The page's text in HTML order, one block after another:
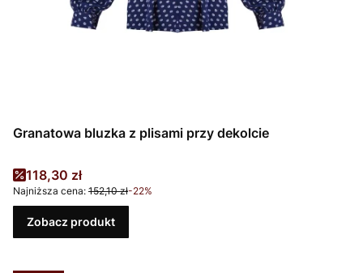
Granatowa bluzka z plisami przy dekolcie
Cena promocyjna
118,30 zł
Najniższa cena: 152,10 zł-22%
Zobacz produkt